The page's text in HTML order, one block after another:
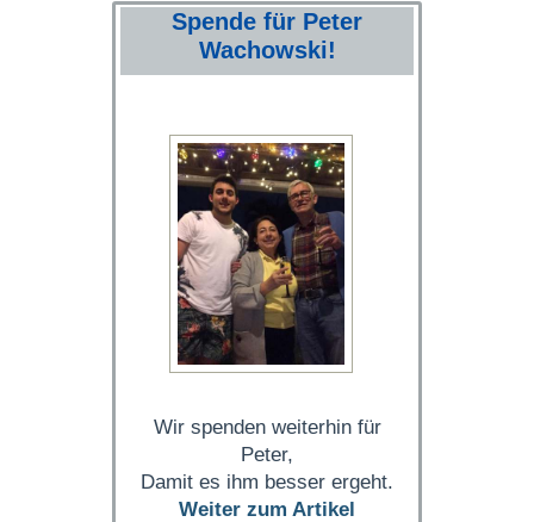
Spende für Peter
Wachowski!
Wir spenden weiterhin für
Peter,
Damit es ihm besser ergeht.
Weiter zum Artikel